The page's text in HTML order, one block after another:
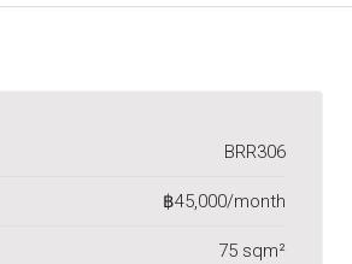
BRR306
฿45,000/month
75 sqm²